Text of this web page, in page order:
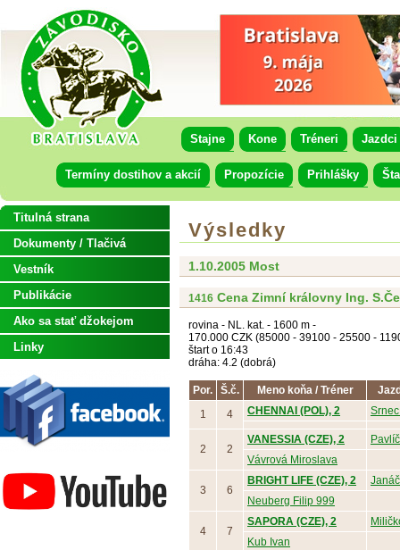
Stajne Kone Tréneri Jazdci
Termíny dostihov a akcií Propozície Prihlášky
Výsledky
1.10.2005 Most
1416 Cena Zimní královny Ing.
rovina - NL. kat. - 1600 m -
170.000 CZK (85000 - 39100 - 25500 -
štart o 16:43
dráha: 4.2 (dobrá)
Por. Š.č. Meno koňa / Tréner
1
4 CHENNAI (POL), 2
2 2
VANESSIA (CZE), 2
Vávrová Miroslava
3 6
BRIGHT LIFE (CZE), 2
Neuberg Filip 999
4 7
SAPORA (CZE), 2
Kub Ivan
Titulná strana
Dokumenty / Tlačivá
Vestník
Publikácie
Ako sa stať džokejom
Linky